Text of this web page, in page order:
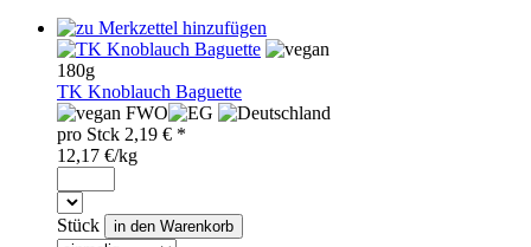
180g
TK Knoblauch Baguette
FWO
pro Stck 2,19 € *
12,17 €/kg
Stück